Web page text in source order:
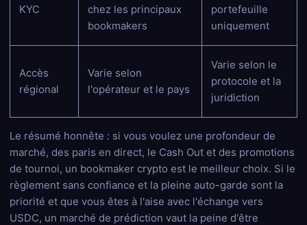
KYC
chez les principaux
bookmakers
portefeuille
uniquement
Accès
régional
Varie selon
l'opérateur et le pays
Varie selon le
protocole et la
juridiction
Le résumé honnête : si vous voulez une profondeur de
marché, des paris en direct, le Cash Out et des promotions
de tournoi, un bookmaker crypto est le meilleur choix. Si le
règlement sans confiance et la pleine auto-garde sont la
priorité et que vous êtes à l'aise avec l'échange vers
USDC, un marché de prédiction vaut la peine d'être